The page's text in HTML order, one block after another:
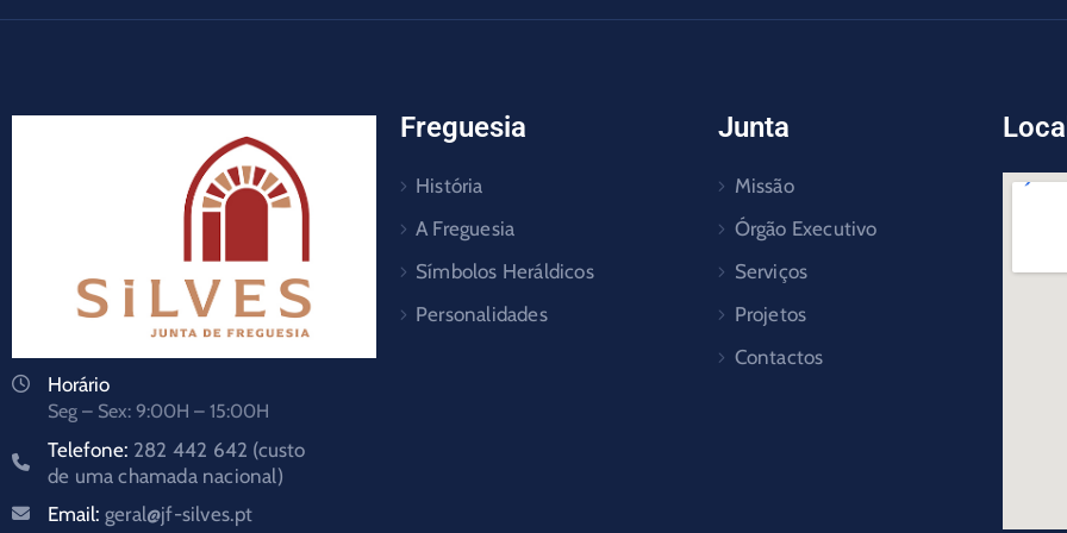
Horário
Seg – Sex: 9:00H – 15:00H
Telefone: 282 442 642 (custo
de uma chamada nacional)
Email: geral@jf-silves.pt
Freguesia
História
A Freguesia
Símbolos Heráldicos
Personalidades
Junta
Missão
Órgão Executivo
Serviços
Projetos
Contactos